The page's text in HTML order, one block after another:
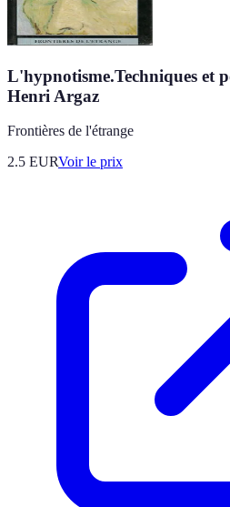
L'hypnotisme.Techniques et
Henri Argaz
Frontières de l'étrange
2.5 EURVoir le prix